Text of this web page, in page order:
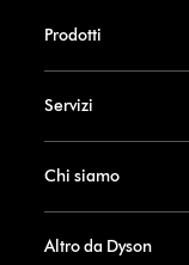
Prodotti
Servizi
Chi siamo
Altro da Dyson